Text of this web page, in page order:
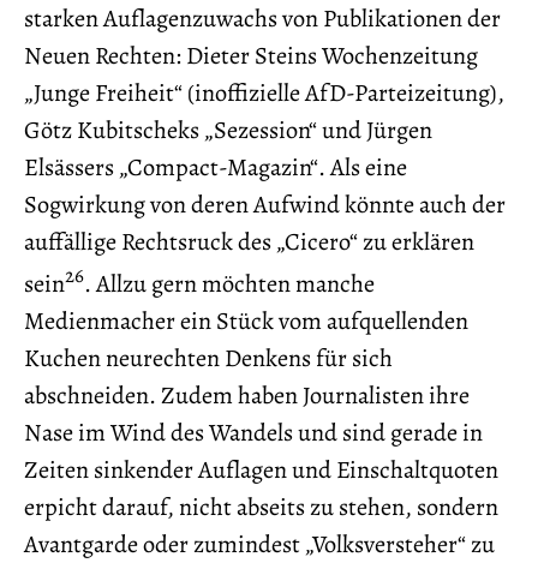
starken Auflagenzuwachs von Publikationen der
Neuen Rechten: Dieter Steins Wochenzeitung
„Junge Freiheit“ (inoffizielle AfD-Parteizeitung),
Götz Kubitscheks „Sezession“ und Jürgen
Elsässers „Compact-Magazin“. Als eine
Sogwirkung von deren Aufwind könnte auch der
auffällige Rechtsruck des „Cicero“ zu erklären
sein26. Allzu gern möchten manche
Medienmacher ein Stück vom aufquellenden
Kuchen neurechten Denkens für sich
abschneiden. Zudem haben Journalisten ihre
Nase im Wind des Wandels und sind gerade in
Zeiten sinkender Auflagen und Einschaltquoten
erpicht darauf, nicht abseits zu stehen, sondern
Avantgarde oder zumindest „Volksversteher“ zu